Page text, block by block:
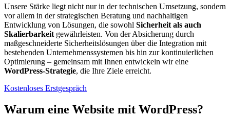
Unsere Stärke liegt nicht nur in der technischen Umsetzung, sondern
vor allem in der strategischen Beratung und nachhaltigen
Entwicklung von Lösungen, die sowohl Sicherheit als auch
Skalierbarkeit gewährleisten. Von der Absicherung durch
maßgeschneiderte Sicherheitslösungen über die Integration mit
bestehenden Unternehmenssystemen bis hin zur kontinuierlichen
Optimierung – gemeinsam mit Ihnen entwickeln wir eine
WordPress-Strategie, die Ihre Ziele erreicht.
Kostenloses Erstgespräch
Warum eine Website mit WordPress?